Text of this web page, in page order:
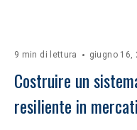
9 min di lettura giugno 16,
Costruire un
resiliente in